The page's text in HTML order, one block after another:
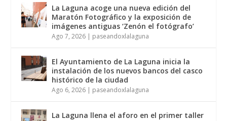
La Laguna acoge una nueva edición del
Maratón Fotográfico y la exposición de
imágenes antiguas ‘Zenón el fotógrafo’
Ago 7, 2026 | paseandoxlalaguna
El Ayuntamiento de La Laguna inicia la
instalación de los nuevos bancos del casco
histórico de la ciudad
Ago 6, 2026 | paseandoxlalaguna
La Laguna llena el aforo en el primer taller